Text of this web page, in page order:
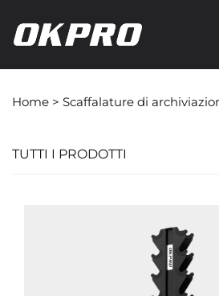
Home > Scaffalature di
TUTTI I PRODOTTI